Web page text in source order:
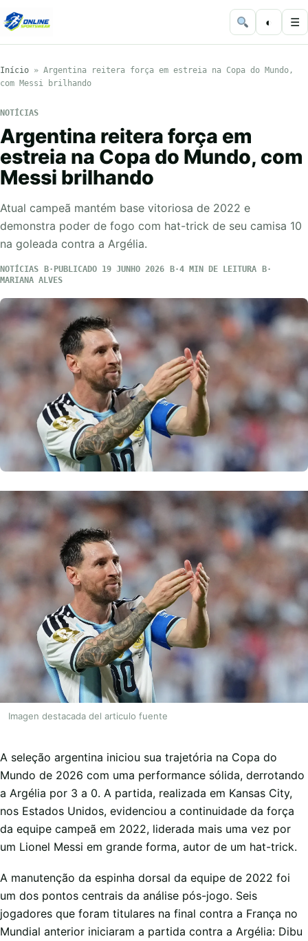
◐ ☰
Início » Argentina reitera força em estreia na Copa do Mundo,
com Messi brilhando
NOTÍCIAS
Argentina reitera força em
estreia na Copa do Mundo, com
Messi brilhando
Atual campeã mantém base vitoriosa de 2022 e
demonstra poder de fogo com hat-trick de seu camisa 10
na goleada contra a Argélia.
NOTÍCIAS PUBLICADO 19 JUNHO 2026
4 MIN DE LEITURA
MARIANA ALVES
Imagen destacada del articulo fuente
A seleção argentina iniciou sua trajetória na Copa do
Mundo de 2026 com uma performance sólida, derrotando
a Argélia por 3 a 0. A partida, realizada em Kansas City,
nos Estados Unidos, evidenciou a continuidade da força
da equipe campeã em 2022, liderada mais uma vez por
um Lionel Messi em grande forma, autor de um hat-trick.
A manutenção da espinha dorsal da equipe de 2022 foi
um dos pontos centrais da análise pós-jogo. Seis
jogadores que foram titulares na final contra a França no
Mundial anterior iniciaram a partida contra a Argélia: Dibu